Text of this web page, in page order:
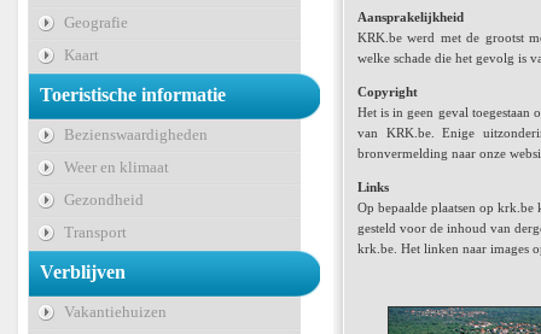
Geografie
Kaart
Toeristische informatie
Bezienswaardigheden
Weer en klimaat
Gezondheid
Transport
Verblijven
Vakantiehuizen
Aansprakelijkheid
KRK.be werd met de grootst
welke schade die het gevolg is
Copyright
Het is in geen geval toegestaan
van KRK.be. Enige
bronvermelding naar onze
Links
Op bepaalde plaatsen op
gesteld voor de inhoud van
krk.be. Het linken naar images